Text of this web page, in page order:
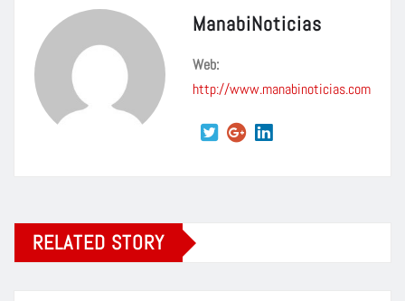
ManabiNoticias
Web:
http://www.manabinoticias.com
RELATED STORY